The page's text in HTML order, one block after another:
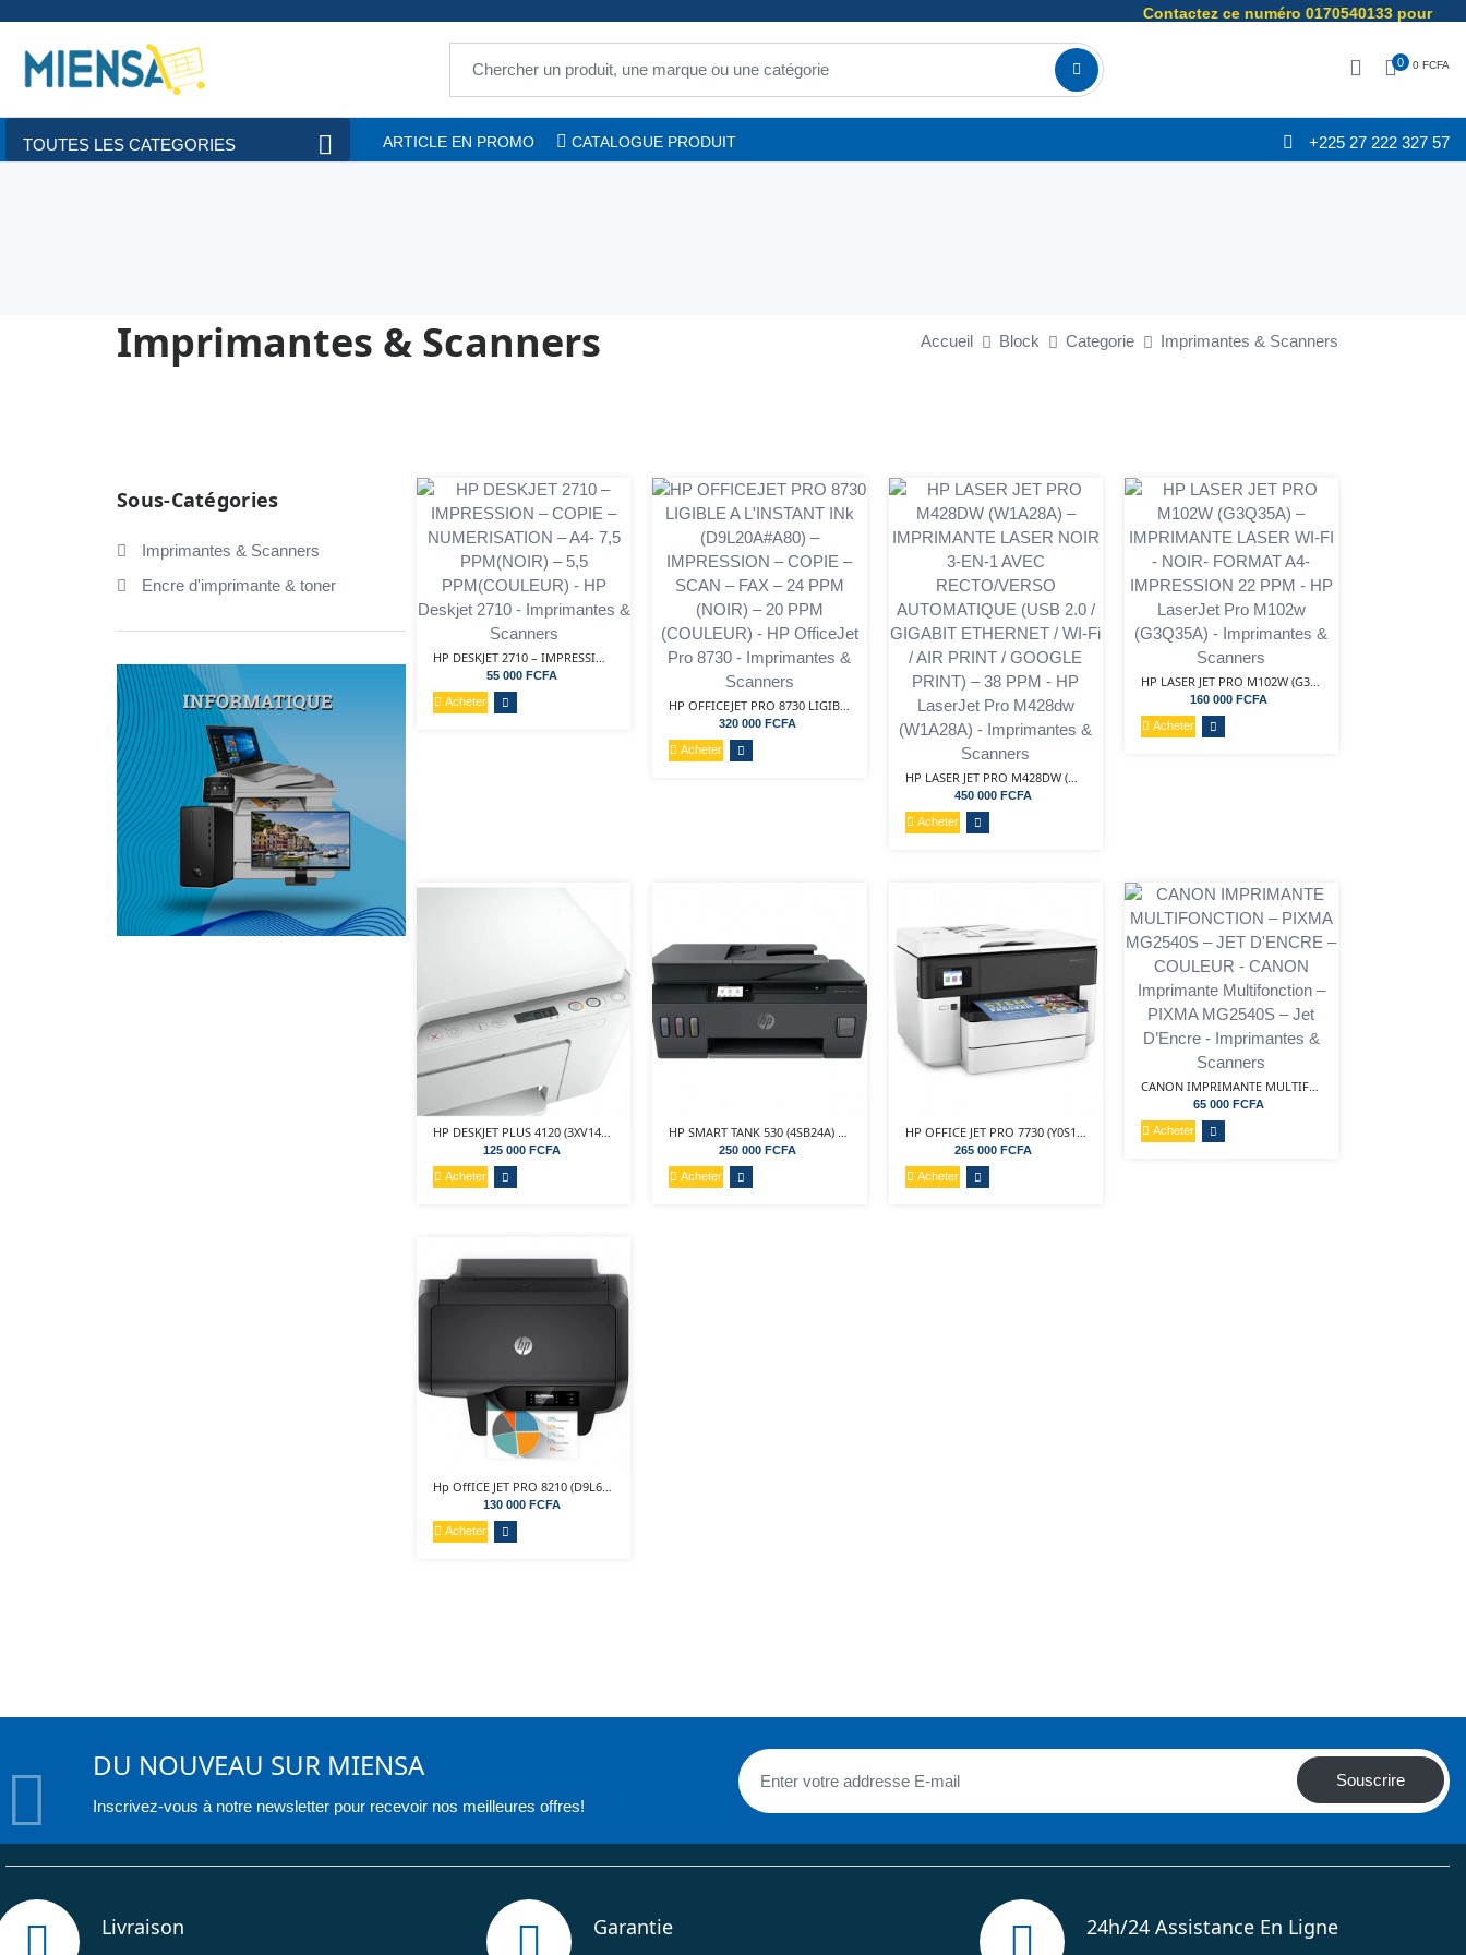
Contactez ce numéro 0170540133 pour
0 0 FCFA
TOUTES LES CATEGORIES ARTICLE EN PROMO CATALOGUE PRODUIT +225 27 222 327 57
Imprimantes & Scanners Accueil Block Categorie Imprimantes & Scanners
HP DESKJET 2710 – IMPRESSION – COPIE –...
55 000 FCFA
Acheter
HP OFFICEJET PRO 8730 LIGIBLE A L'INSTANT INk...
320 000 FCFA
Acheter
HP LASER JET PRO M428DW (W1A28A) – IMPRIMANTE...
450 000 FCFA
Acheter
HP LASER JET PRO M102W (G3Q35A) – IMPRIMANTE...
160 000 FCFA
Acheter
HP DESKJET PLUS 4120 (3XV14B) IMPRIMANTE JET D'ENCRE...
125 000 FCFA
Acheter
HP SMART TANK 530 (4SB24A) – IMPRIMANTE JET...
250 000 FCFA
Acheter
HP OFFICE JET PRO 7730 (Y0S19A) – IMPRIMANTE...
265 000 FCFA
Acheter
CANON IMPRIMANTE MULTIFONCTION – PIXMA MG2540S – JET...
65 000 FCFA
Acheter
Hp OffICE JET PRO 8210 (D9L63A) – IMPRIMANTE...
130 000 FCFA
Acheter
Sous-Catégories
Imprimantes & Scanners
Encre d'imprimante & toner
DU NOUVEAU SUR MIENSA
Inscrivez-vous à notre newsletter pour recevoir nos meilleures offres!
Souscrire
Livraison Garantie 24h/24 Assistance En Ligne